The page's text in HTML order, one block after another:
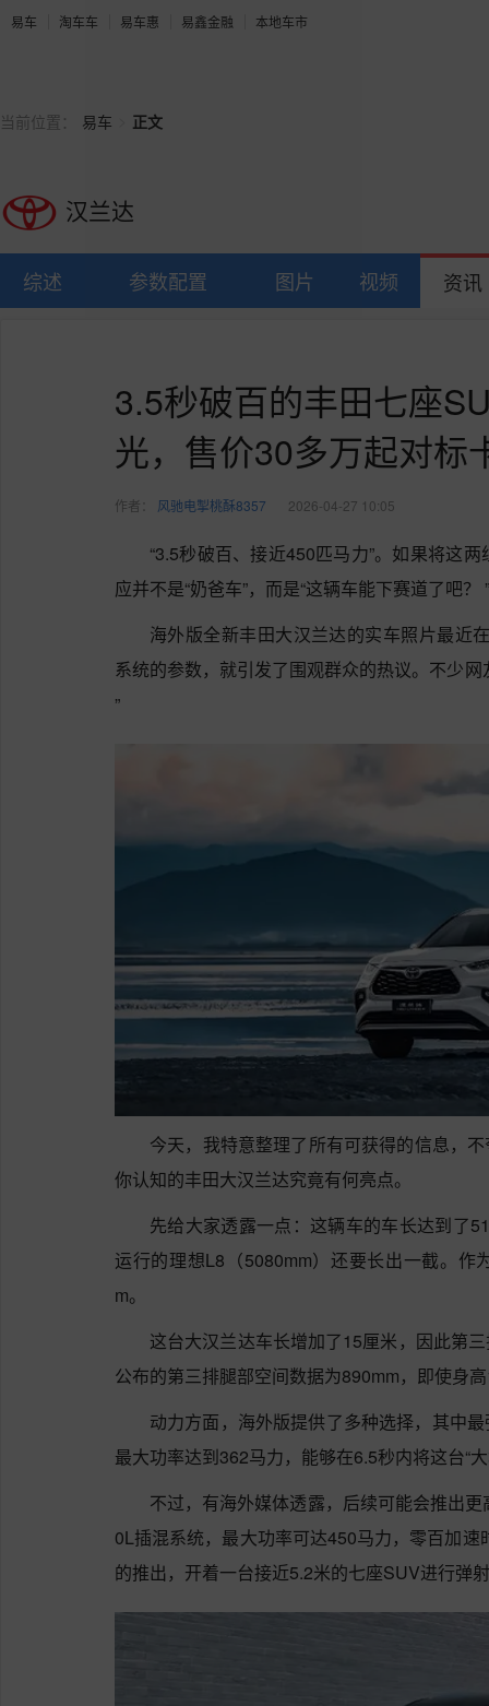
易车 淘车车 易车惠 易鑫金融 本地车市
当前位置： 易车 正文
汉兰达
综述 参数配置 图片 视频 资讯
3.5秒破百的丰田七座
光，售价30多万起对标
作者： 风驰电掣桃酥8357 2026-04-27 10:05
“3.5秒破百、接近450匹马力”。如果将这
应并不是“奶爸车”，而是“这辆车能下赛道了吧？ ”
海外版全新丰田大汉兰达的实车照片最近
系统的参数，就引发了围观群众的热议。不少
”
今天，我特意整理了所有可获得的信息，
你认知的丰田大汉兰达究竟有何亮点。
先给大家透露一点：这辆车的车长达到了
运行的理想L8（5080mm）还要长出一截。作
m。
这台大汉兰达车长增加了15厘米，因此第
公布的第三排腿部空间数据为890mm，即使身
动力方面，海外版提供了多种选择，其中
最大功率达到362马力，能够在6.5秒内将这台“
不过，有海外媒体透露，后续可能会推出
0L插混系统，最大功率可达450马力，零百加
的推出，开着一台接近5.2米的七座SUV进行弹